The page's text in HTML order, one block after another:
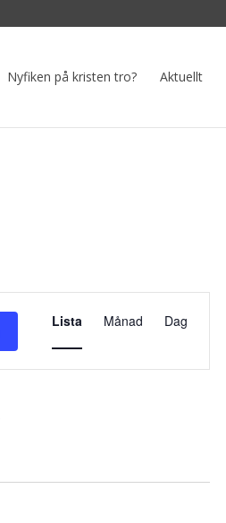
Nyfiken på kristen tro? Aktuellt
Evenemang
vynavigering
Lista Månad Dag